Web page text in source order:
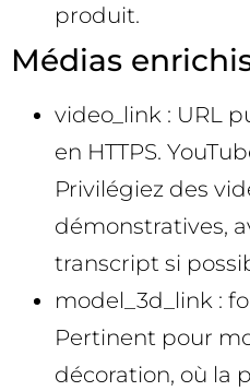
produit.
Médias
video_link : URL
en HTTPS.
Privilégiez des
démonstratives,
transcript si
model_3d_link :
Pertinent pour
décoration, où la